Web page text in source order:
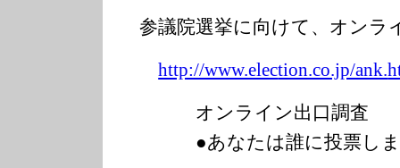
参議院選挙に向けて、オンラ
http://www.election.co.jp/ank.
オンライン出口調査
●あなたは誰に投票しま